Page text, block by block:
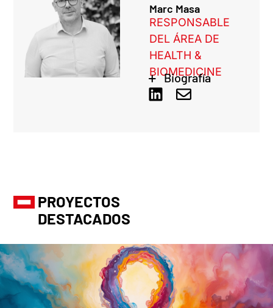
Marc Masa
RESPONSABLE
DEL ÁREA DE
HEALTH &
BIOMEDICINE
Biografía
PROYECTOS
DESTACADOS